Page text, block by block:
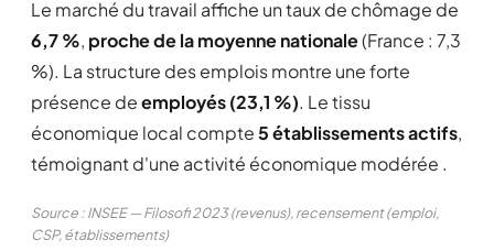
Le marché du travail affiche un taux de chômage de
6,7 %, proche de la moyenne nationale(France : 7,3
%). La structure des emplois montre une forte
présence deemployés (23,1 %). Le tissu
économique local compte5 établissements actifs,
témoignant d'une activité économique modérée .
Source : INSEE — Filosofi 2023 (revenus), recensement (emploi,
CSP, établissements)